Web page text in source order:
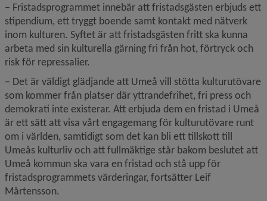
– Fristadsprogrammet innebär att fristadsgästen erbjuds ett
stipendium, ett tryggt boende samt kontakt med nätverk
inom kulturen. Syftet är att fristadsgästen fritt ska kunna
arbeta med sin kulturella gärning fri från hot, förtryck och
risk för repressalier.
– Det är väldigt glädjande att Umeå vill stötta kulturutövare
som kommer från platser där yttrandefrihet, fri press och
demokrati inte existerar. Att erbjuda dem en fristad i Umeå
är ett sätt att visa vårt engagemang för kulturutövare runt
om i världen, samtidigt som det kan bli ett tillskott till
Umeås kulturliv och att fullmäktige står bakom beslutet att
Umeå kommun ska vara en fristad och stå upp för
fristadsprogrammets värderingar, fortsätter Leif
Mårtensson.